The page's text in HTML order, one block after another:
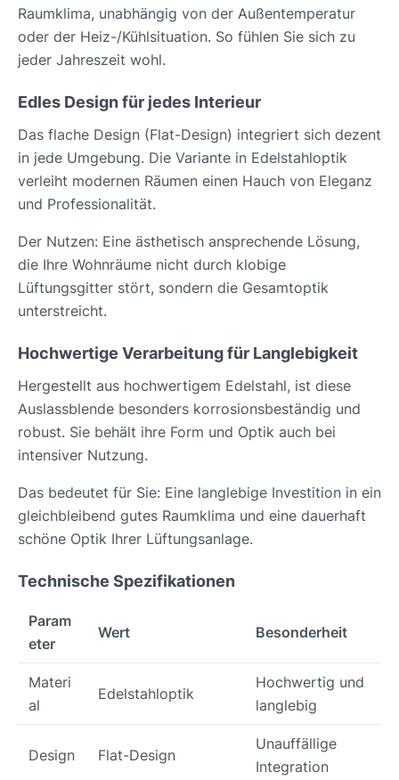
Raumklima, unabhängig von der Außentemperatur
oder der Heiz-/Kühlsituation. So fühlen Sie sich zu
jeder Jahreszeit wohl.
Edles Design für jedes Interieur
Das flache Design (Flat-Design) integriert sich dezent
in jede Umgebung. Die Variante in Edelstahloptik
verleiht modernen Räumen einen Hauch von Eleganz
und Professionalität.
Der Nutzen: Eine ästhetisch ansprechende Lösung,
die Ihre Wohnräume nicht durch klobige
Lüftungsgitter stört, sondern die Gesamtoptik
unterstreicht.
Hochwertige Verarbeitung für Langlebigkeit
Hergestellt aus hochwertigem Edelstahl, ist diese
Auslassblende besonders korrosionsbeständig und
robust. Sie behält ihre Form und Optik auch bei
intensiver Nutzung.
Das bedeutet für Sie: Eine langlebige Investition in ein
gleichbleibend gutes Raumklima und eine dauerhaft
schöne Optik Ihrer Lüftungsanlage.
Technische Spezifikationen
Param
eter
Wert Besonderheit
Materi
al
Edelstahloptik
Hochwertig und
langlebig
Design Flat-Design
Unauffällige
Integration